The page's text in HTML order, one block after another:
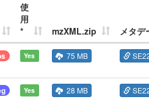
使
用
*
mzXML.zip
メタデ
Yes 75 MB
Yes 28 MB